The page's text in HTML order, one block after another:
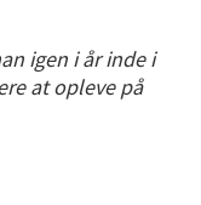
igen i år inde i
at opleve på